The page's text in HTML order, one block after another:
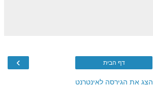
› דף הבית
הצג את הגירסה לאינטרנט